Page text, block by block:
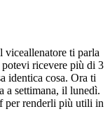
ti parla
potevi ricevere più di 3
identica cosa. Ora ti
a settimana, il lunedì.
per renderli più utili in